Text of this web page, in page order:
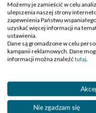
Ray-Ban 5429
kolor 8356
449,50
GWARANCJA CENY
Możemy je zamieścić w celu
ulepszenia naszej strony
zapewnienia Państwu
uzyskać więcej informacji na
ustawienia.
Dane są gromadzone w celu
kampanii reklamowych. Dane
informacji można znaleźćtutaj.
Nie zgadzam się